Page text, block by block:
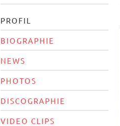
PROFIL
BIOGRAPHIE
NEWS
PHOTOS
DISCOGRAPHIE
VIDEO CLIPS